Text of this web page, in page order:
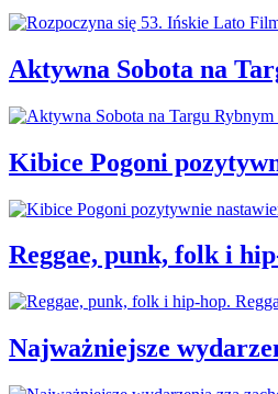
Aktywna Sobota na
Kibice Pogoni
Reggae, punk, folk i
Najważniejsze